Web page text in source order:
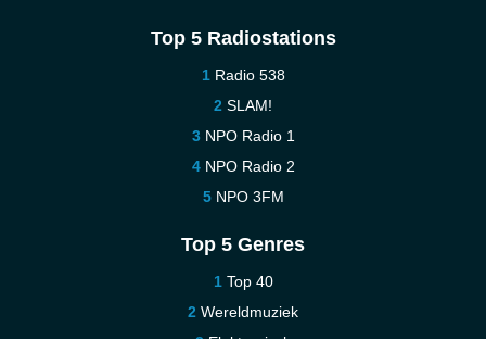
Top 5 Radiostations
Radio 538
SLAM!
NPO Radio 1
NPO Radio 2
NPO 3FM
Top 5 Genres
Top 40
Wereldmuziek